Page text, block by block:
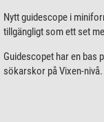
Nytt guidescope i
tillgängligt som ett set
Guidescopet har en bas
sökarskor på Vixen-nivå.